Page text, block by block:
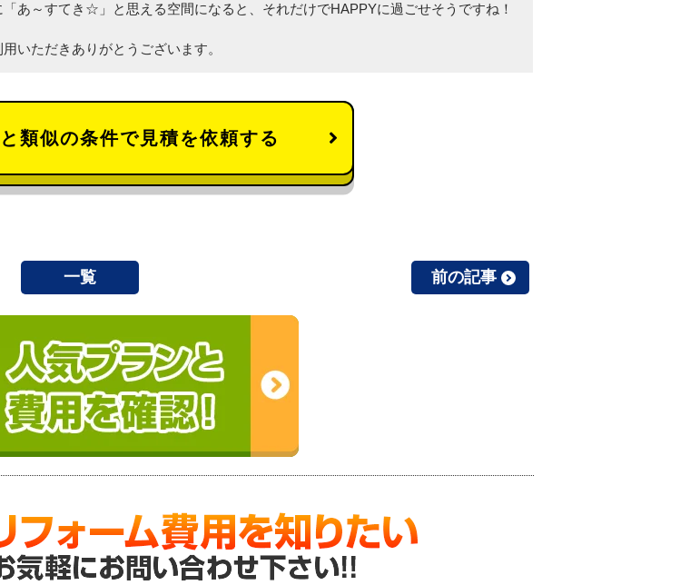
あ～すてき☆」と思える空間になると、それだけでHAPPYに過ごせそうですね！
いただきありがとうございます。
類似の条件で見積を依頼する
一覧 前の記事